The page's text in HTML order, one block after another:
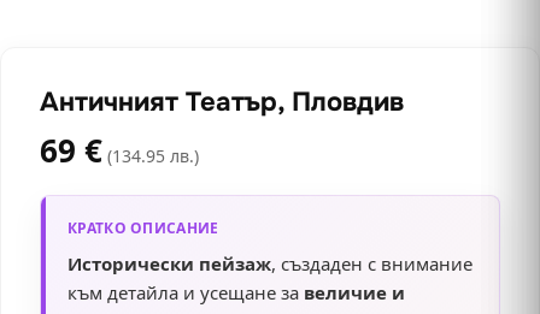
Античният Театър, Пловдив
69 € (134.95 лв.)
КРАТКО ОПИСАНИЕ
Исторически пейзаж, създаден с внимание
към детайла и усещане за величие и